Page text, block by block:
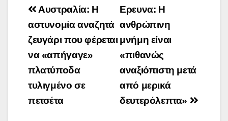
Post
navigation
Ερευνα: Η
ανθρώπινη
μνήμη είναι
«πιθανώς
αναξιόπιστη μετά
από μερικά
δευτερόλεπτα»
Αυστραλία: Η
αστυνομία αναζητά
ζευγάρι που φέρεται
να «απήγαγε»
πλατύποδα
τυλιγμένο σε
πετσέτα